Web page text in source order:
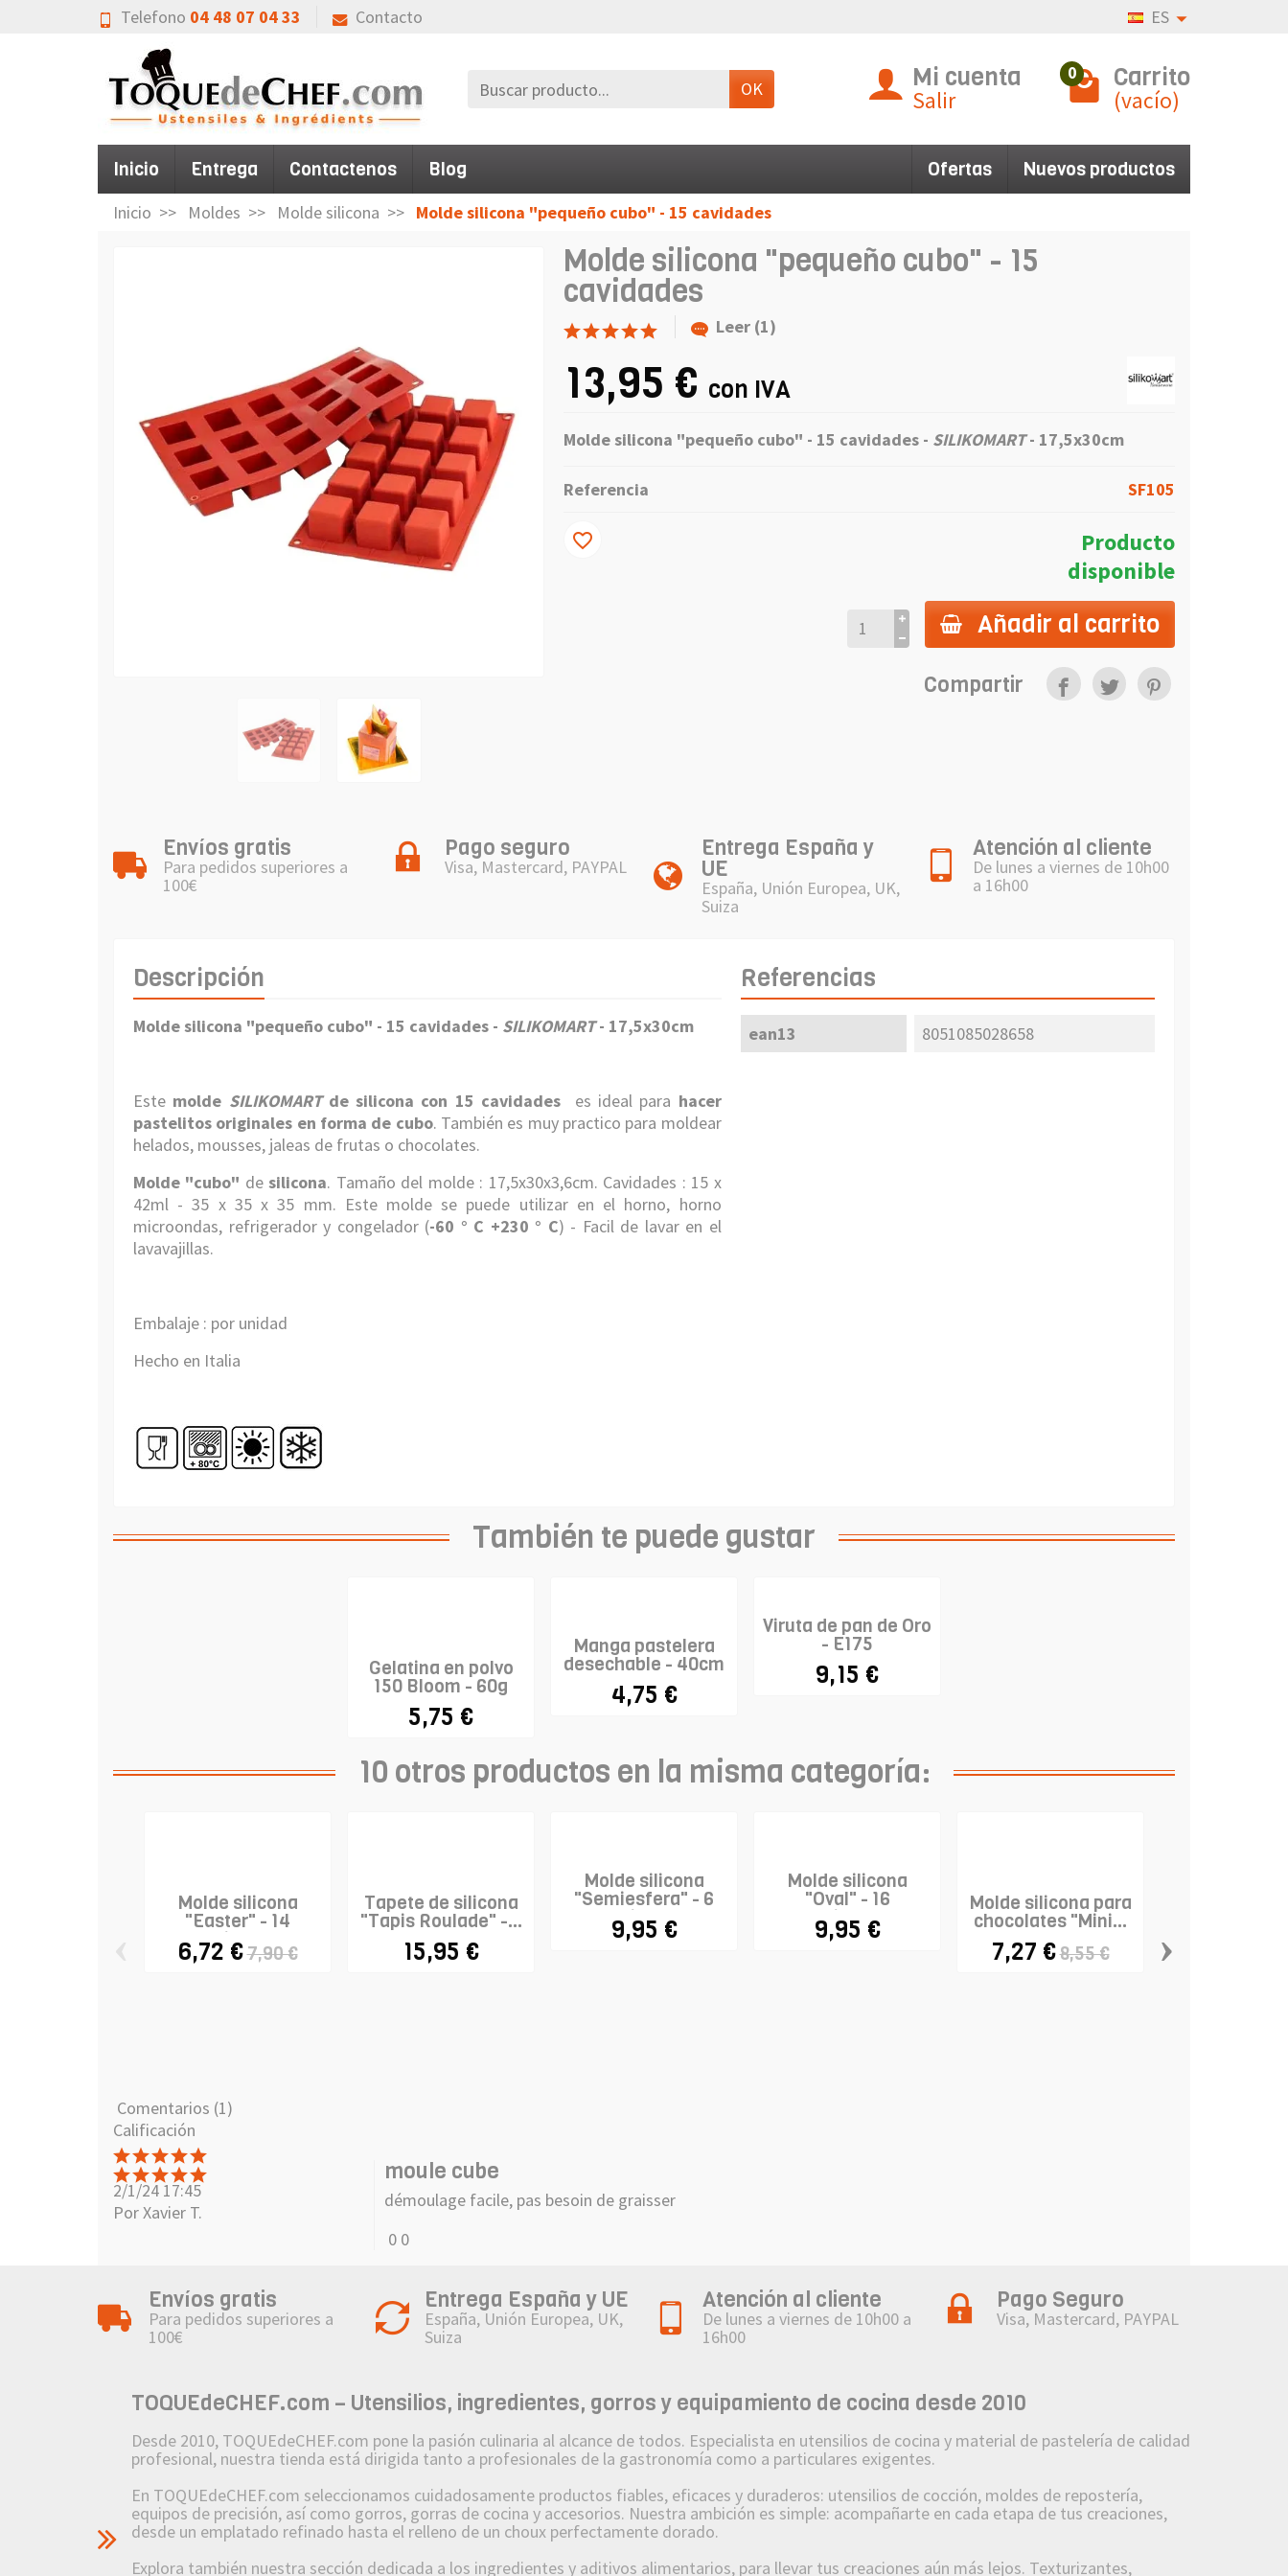
Telefono 04 48 07 04 33 Contacto ES
OK Mi cuenta
Salir
0 Carrito
(vacío)
Inicio Entrega Contactenos Blog Ofertas Nuevos productos
Inicio Moldes Molde silicona Molde silicona "pequeño cubo" - 15 cavidades
Molde silicona "pequeño cubo" - 15
cavidades
Leer (1)
13,95 € con IVA
Molde silicona "pequeño cubo" - 15 cavidades - SILIKOMART - 17,5x30cm
Referencia SF105
Producto
disponible
Añadir al carrito
favorite_border
Compartir
Envíos gratis
Para pedidos superiores a
100€
Pago seguro
Visa, Mastercard, PAYPAL
Entrega España y
UE
España, Unión Europea, UK,
Suiza
Atención al cliente
De lunes a viernes de 10h00
a 16h00
Descripción
Molde silicona "pequeño cubo" - 15 cavidades - SILIKOMART - 17,5x30cm
Este molde SILIKOMART de silicona con 15 cavidades es ideal para hacer
pastelitos originales en forma de cubo. También es muy practico para moldear
helados, mousses, jaleas de frutas o chocolates.
Molde "cubo" desilicona. Tamaño del molde : 17,5x30x3,6cm. Cavidades : 15 x
42ml - 35 x 35 x 35 mm. Este molde se puede utilizar en el horno, horno
microondas, refrigerador y congelador (-60 ° C +230 ° C) - Facil de lavar en el
lavavajillas.
Embalaje : por unidad
Hecho en Italia
Referencias
ean13 8051085028658
También te puede gustar
Gelatina en polvo
150 Bloom - 60g
5,75 €
Manga pastelera
desechable - 40cm
- IBILI...
4,75 €
Viruta de pan de Oro
- E175
9,15 €
10 otros productos en la misma categoría:
Molde silicona
"Easter" - 14
cavidades
6,72 €7,90 €
Tapete de silicona
"Tapis Roulade" -...
15,95 €
Molde silicona
"Semiesfera" - 6
cavidades
9,95 €
Molde silicona
"Oval" - 16
cavidades
9,95 €
Molde silicona para
chocolates "Mini...
7,27 €8,55 € ›
Comentarios (1)
Calificación
2/1/24 17:45
Por Xavier T.
moule cube
démoulage facile, pas besoin de graisser
0 0
Envíos gratis
Para pedidos superiores a
100€
Entrega España y UE
España, Unión Europea, UK,
Suiza
Atención al cliente
De lunes a viernes de 10h00 a
16h00
Pago Seguro
Visa, Mastercard, PAYPAL
TOQUEdeCHEF.com – Utensilios, ingredientes, gorros y equipamiento de cocina desde 2010
Desde 2010, TOQUEdeCHEF.com pone la pasión culinaria al alcance de todos. Especialista en utensilios de cocina y material de pastelería de calidad
profesional, nuestra tienda está dirigida tanto a profesionales de la gastronomía como a particulares exigentes.
En TOQUEdeCHEF.com seleccionamos cuidadosamente productos fiables, eficaces y duraderos: utensilios de cocción, moldes de repostería,
equipos de precisión, así como gorros, gorras de cocina y accesorios. Nuestra ambición es simple: acompañarte en cada etapa de tus creaciones,
desde un emplatado refinado hasta el relleno de un choux perfectamente dorado.
Explora también nuestra sección dedicada a los ingredientes y aditivos alimentarios, para llevar tus creaciones aún más lejos. Texturizantes,